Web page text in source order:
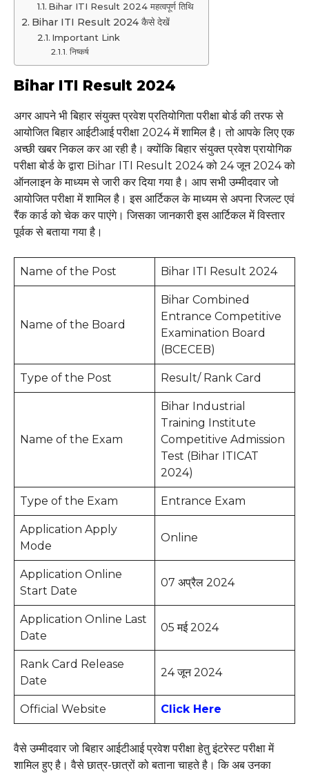
Bihar ITI Result 2024 महत्वपूर्ण तिथि
Bihar ITI Result 2024 कैसे देखें
Important Link
निष्कर्ष
Bihar ITI Result 2024
अगर आपने भी बिहार संयुक्त प्रवेश प्रतियोगिता परीक्षा बोर्ड की तरफ से
आयोजित बिहार आईटीआई परीक्षा 2024 में शामिल है। तो आपके लिए एक
अच्छी खबर निकल कर आ रही है। क्योंकि बिहार संयुक्त प्रवेश प्रायोगिक
परीक्षा बोर्ड के द्वारा Bihar ITI Result 2024 को 24 जून 2024 को
ऑनलाइन के माध्यम से जारी कर दिया गया है। आप सभी उम्मीदवार जो
आयोजित परीक्षा में शामिल है। इस आर्टिकल के माध्यम से अपना रिजल्ट एवं
रैंक कार्ड को चेक कर पाएंगे। जिसका जानकारी इस आर्टिकल में विस्तार
पूर्वक से बताया गया है।
Name of the Post Bihar ITI Result 2024
Name of the Board
Bihar Combined
Entrance Competitive
Examination Board
(BCECEB)
Type of the Post Result/ Rank Card
Name of the Exam
Bihar Industrial
Training Institute
Competitive Admission
Test (Bihar ITICAT
2024)
Type of the Exam Entrance Exam
Application Apply
Mode
Online
Application Online
Start Date
07 अप्रैल 2024
Application Online Last
Date
05 मई 2024
Rank Card Release
Date
24 जून 2024
Official Website Click Here
वैसे उम्मीदवार जो बिहार आईटीआई प्रवेश परीक्षा हेतु इंटरेस्ट परीक्षा में
शामिल हुए है। वैसे छात्र-छात्रों को बताना चाहते है। कि अब उनका